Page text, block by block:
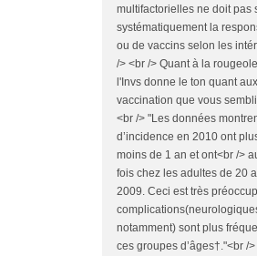
multifactorielles ne doit pas
systématiquement la
ou de vaccins selon les
/> <br /> Quant à la
l'Invs donne le ton quant
vaccination que vous
<br /> "Les données
d’incidence en 2010 ont
moins de 1 an et ont<br />
fois chez les adultes de 20
2009. Ceci est très
notamment) sont plus
ces groupes d’âges†."<br /